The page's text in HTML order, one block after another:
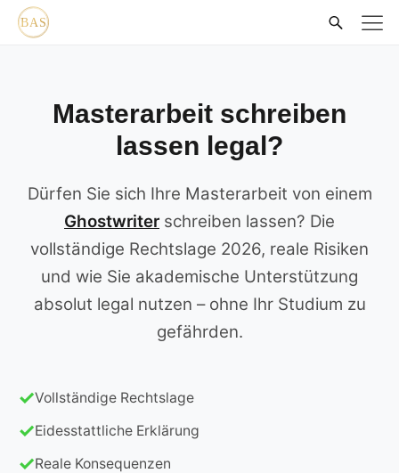
Masterarbeit schreiben
lassen legal?
Dürfen Sie sich Ihre Masterarbeit von einem
Ghostwriter schreiben lassen? Die
vollständige Rechtslage 2026, reale Risiken
und wie Sie akademische Unterstützung
absolut legal nutzen – ohne Ihr Studium zu
gefährden.
Vollständige Rechtslage
Eidesstattliche Erklärung
Reale Konsequenzen